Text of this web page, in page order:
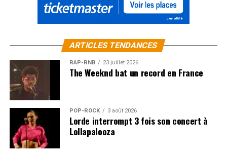
ARTICLES TENDANCES
RAP-RNB 23 juillet 2026
The Weeknd bat un record en France
POP-ROCK 3 août 2026
Lorde interrompt 3 fois son concert à
Lollapalooza